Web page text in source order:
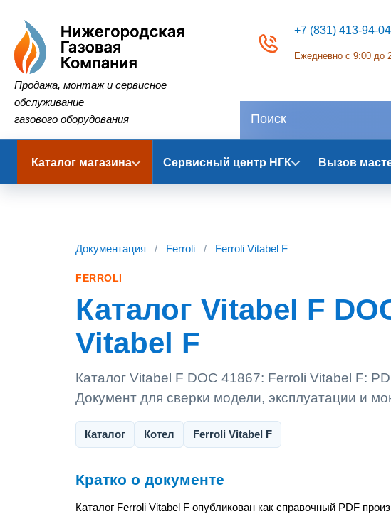
Нижегородская Газовая Компания
Продажа, монтаж и сервисное
обслуживание
газового оборудования
+7 (831) 413-94-04
Ежедневно с 9:00 до
Каталог магазина Сервисный центр НГК Вызов
Документация / Ferroli / Ferroli Vitabel F
FERROLI
Каталог Vitabel F
Vitabel F
Каталог Vitabel F DOC 41867: Ferroli Vitabel F:
Документ для сверки модели, эксплуатации и
Каталог Котел Ferroli Vitabel F
Кратко о документе
Каталог Ferroli Vitabel F опубликован как справочный PDF